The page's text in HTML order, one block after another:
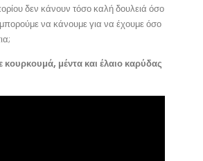
δεν κάνουν τόσο καλή δουλειά όσο
να κάνουμε για να έχουμε όσο
μέντα και έλαιο καρύδας